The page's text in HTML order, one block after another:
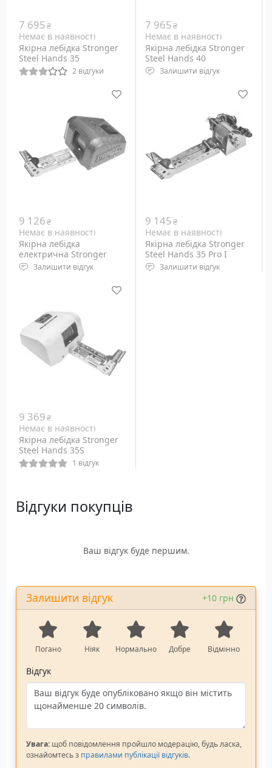
7 695₴
Немає в наявності
Якірна лебідка Stronger
Steel Hands 35
2 відгуки
лебідка для якоря вагою
7 965₴
Немає в наявності
Якірна лебідка Stronger
Steel Hands 40
Залишити відгук
лебідка для якоря вагою
9 126₴
Немає в наявності
Якірна лебідка
електрична Stronger
Steel Hands 35 Pro
Залишити відгук
лебідка для якоря вагою
до 15 кг.
9 145₴
Немає в наявності
Якірна лебідка Stronger
Steel Hands 35 Pro I
Залишити відгук
9 369₴
Немає в наявності
Якірна лебідка Stronger
Steel Hands 35S
1 відгук
використання та якоря
вагою до 15 кг.
Відгуки покупців
Ваш відгук буде першим.
+10 грн
Залишити відгук
Відмінно
Добре
Нормально
Ніяк
Погано
Відгук
Увага: щоб повідомлення пройшло модерацію, будь ласка,
ознайомтесь з правилами публікації відгуків.